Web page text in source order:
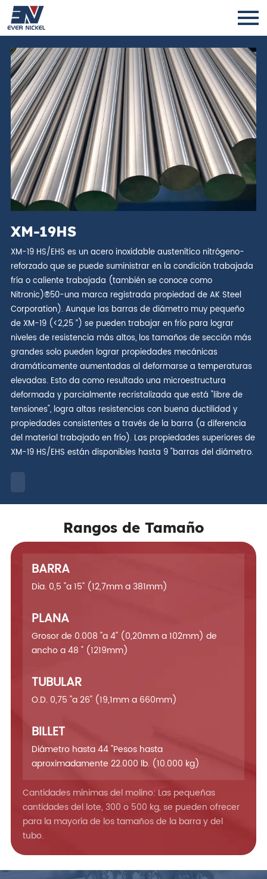
XM-19HS
XM-19 HS/EHS es un acero inoxidable austenítico nitrógeno-
reforzado que se puede suministrar en la condición trabajada
fría o caliente trabajada (también se conoce como
Nitronic)®50-una marca registrada propiedad de AK Steel
Corporation). Aunque las barras de diámetro muy pequeño
de XM-19 (<2,25 ”) se pueden trabajar en frío para lograr
niveles de resistencia más altos, los tamaños de sección más
grandes solo pueden lograr propiedades mecánicas
dramáticamente aumentadas al deformarse a temperaturas
elevadas. Esto da como resultado una microestructura
deformada y parcialmente recristalizada que está "libre de
tensiones", logra altas resistencias con buena ductilidad y
propiedades consistentes a través de la barra (a diferencia
del material trabajado en frío). Las propiedades superiores de
XM-19 HS/EHS están disponibles hasta 9 "barras del diámetro.
Rangos de Tamaño
BARRA
Dia. 0,5 "a 15" (12,7mm a 381mm)
PLANA
Grosor de 0.008 "a 4" (0,20mm a 102mm) de
ancho a 48 " (1219mm)
TUBULAR
O.D. 0,75 "a 26" (19,1mm a 660mm)
BILLET
Diámetro hasta 44 "Pesos hasta
aproximadamente 22.000 lb. (10.000 kg)
Cantidades mínimas del molino: Las pequeñas
cantidades del lote, 300 o 500 kg, se pueden ofrecer
para la mayoría de los tamaños de la barra y del
tubo.